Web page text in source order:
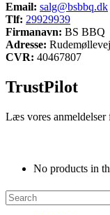
Email: salg@bsbbq.dk
Tlf: 29929939
Firmanavn: BS BBQ
Adresse:
CVR: 40467807
TrustPilot
Læs vores anmeldelser
No products in